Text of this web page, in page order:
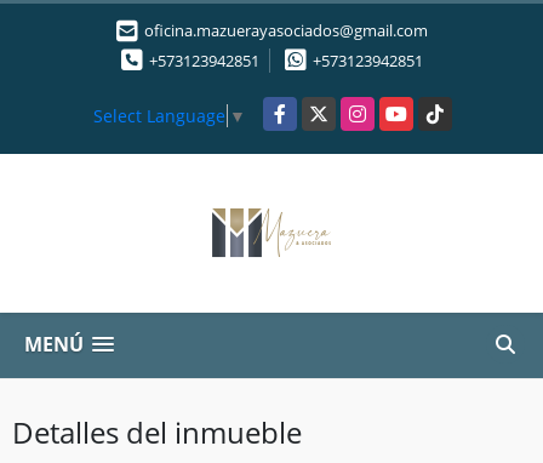
oficina.mazuerayasociados@gmail.com
+573123942851
+573123942851
Select Language ▼ Facebook
X InstagramYouTubeTikTok
MENÚ
Detalles del inmueble